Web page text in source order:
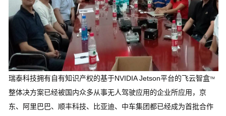
瑞泰科技拥有自有知识产权的基于NVIDIA Jetson平台的飞云智盒TM
整体决方案已经被国内众多从事无人驾驶应用的企业所应用，京
东、阿里巴巴、顺丰科技、比亚迪、中车集团都已经成为首批合作